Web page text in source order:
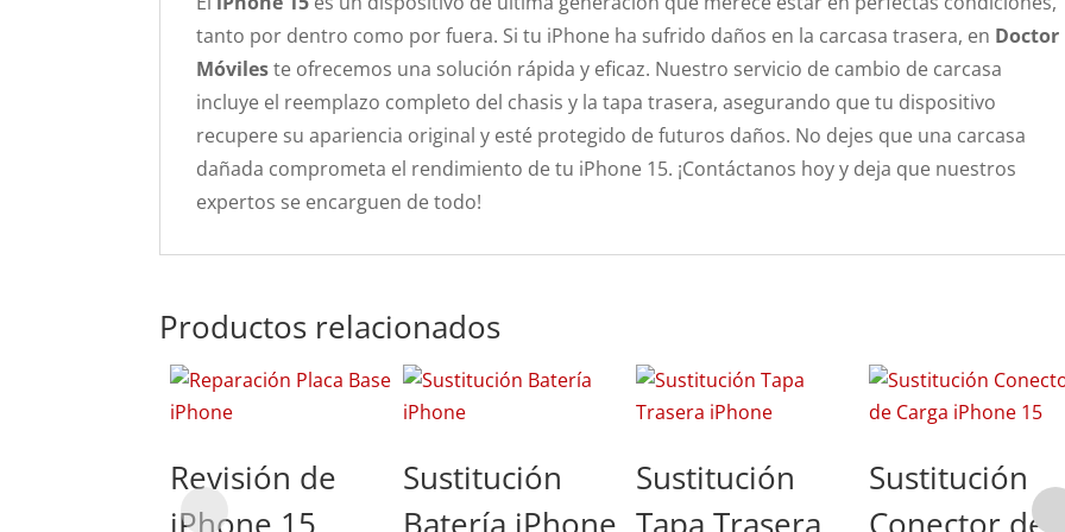
tanto por dentro como por fuera. Si tu iPhone ha sufrido daños en la carcasa trasera, en Doctor
Móvileste ofrecemos una solución rápida y eficaz. Nuestro servicio de cambio de carcasa
incluye el reemplazo completo del chasis y la tapa trasera, asegurando que tu dispositivo
recupere su apariencia original y esté protegido de futuros daños. No dejes que una carcasa
dañada comprometa el rendimiento de tu iPhone 15. ¡Contáctanos hoy y deja que nuestros
expertos se encarguen de todo!
Productos relacionados
Revisión de
Sustitución
Sustitución
Sustitución